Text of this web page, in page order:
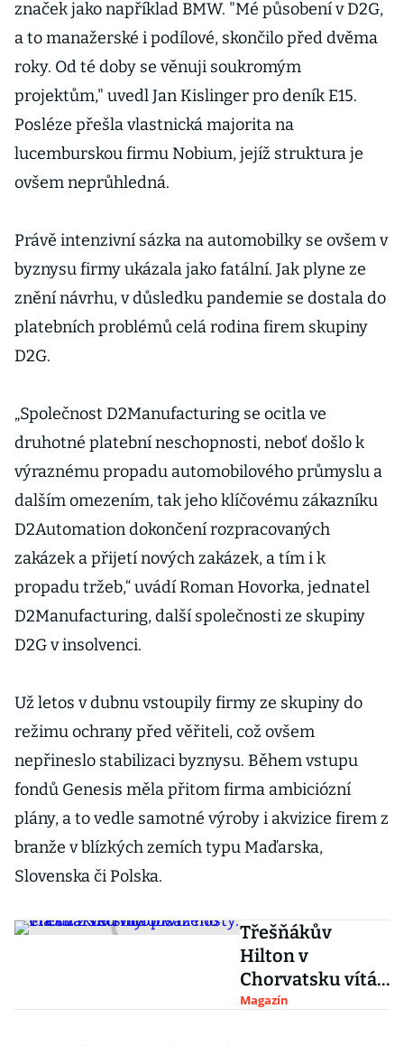
značek jako například BMW. "Mé působení v D2G,
a to manažerské i podílové, skončilo před dvěma
roky. Od té doby se věnuji soukromým
projektům," uvedl Jan Kislinger pro deník E15.
Posléze přešla vlastnická majorita na
lucemburskou firmu Nobium, jejíž struktura je
ovšem neprůhledná.
Právě intenzivní sázka na automobilky se ovšem v
byznysu firmy ukázala jako fatální. Jak plyne ze
znění návrhu, v důsledku pandemie se dostala do
platebních problémů celá rodina firem skupiny
D2G.
„Společnost D2Manufacturing se ocitla ve
druhotné platební neschopnosti, neboť došlo k
výraznému propadu automobilového průmyslu a
dalším omezením, tak jeho klíčovému zákazníku
D2Automation dokončení rozpracovaných
zakázek a přijetí nových zakázek, a tím i k
propadu tržeb,“ uvádí Roman Hovorka, jednatel
D2Manufacturing, další společnosti ze skupiny
D2G v insolvenci.
Už letos v dubnu vstoupily firmy ze skupiny do
režimu ochrany před věřiteli, což ovšem
nepřineslo stabilizaci byznysu. Během vstupu
fondů Genesis měla přitom firma ambiciózní
plány, a to vedle samotné výroby i akvizice firem z
branže v blízkých zemích typu Maďarska,
Slovenska či Polska.
Třešňákův
Hilton v
Chorvatsku vítá
první hosty. Má
Magazín